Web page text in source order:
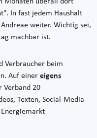
In fast jedem Haushalt
weiter. Wichtig sei,
machbar ist.
Verbraucher beim
Auf einer eigens
Verband 20
Texten, Social-Media-